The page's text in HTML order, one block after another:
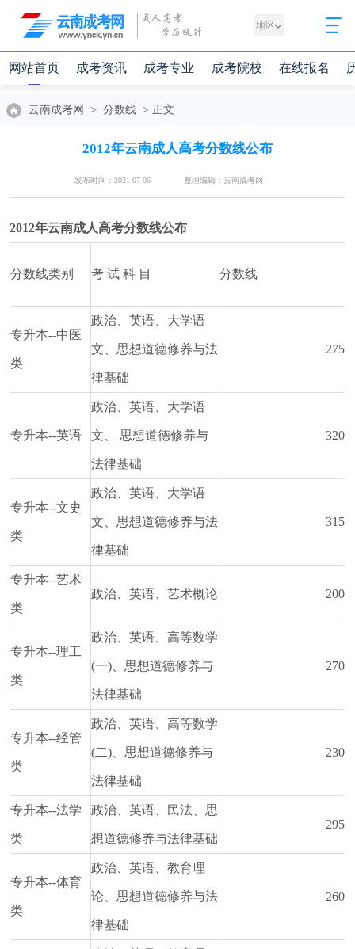
地区
网站首页 成考资讯 成考专业 成考院校 在线报名
云南成考网 > 分数线 > 正文
2012年云南成人高考分数线公布
发布时间：2021-07-06 整理编辑：云南成考网
2012年云南成人高考分数线公布
分数线类别 考 试 科 目 分数线
专升本--中医
类
政治、英语、大学语
文、思想道德修养与法
律基础
275
专升本--英语
政治、英语、大学语
文、 思想道德修养与
法律基础
320
专升本--文史
类
政治、英语、大学语
文、思想道德修养与法
律基础
315
专升本--艺术
类
政治、英语、艺术概论 200
专升本--理工
类
政治、英语、高等数学
(一)、思想道德修养与
法律基础
270
专升本--经管
类
政治、英语、高等数学
(二)、思想道德修养与
法律基础
230
专升本--法学
类
政治、英语、民法、思
想道德修养与法律基础
295
专升本--体育
类
政治、英语、教育理
论、思想道德修养与法
律基础
260